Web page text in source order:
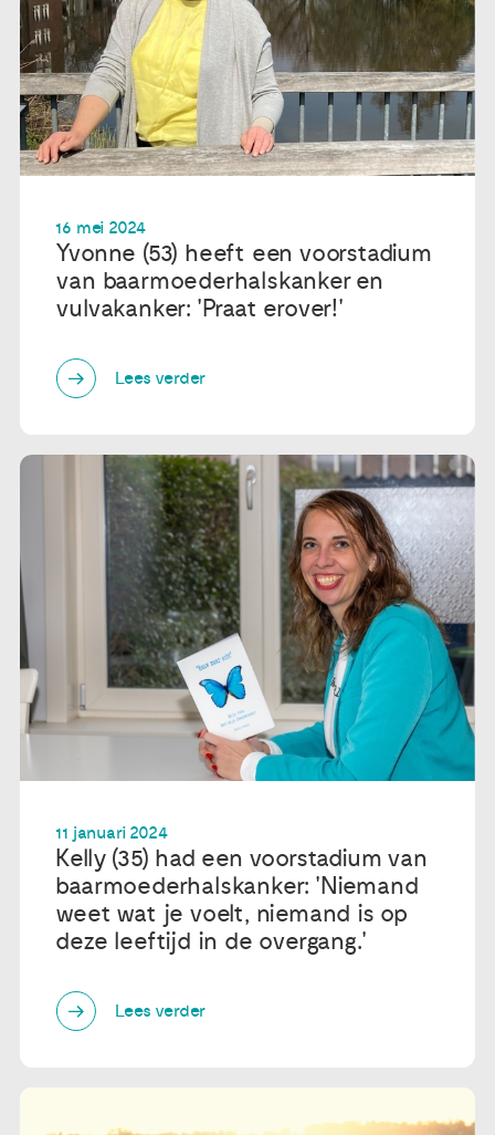
16 mei 2024
Yvonne (53) heeft een voorstadium
van baarmoederhalskanker en
vulvakanker: 'Praat erover!'
Lees verder
11 januari 2024
Kelly (35) had een voorstadium van
baarmoederhalskanker: 'Niemand
weet wat je voelt, niemand is op
deze leeftijd in de overgang.'
Lees verder